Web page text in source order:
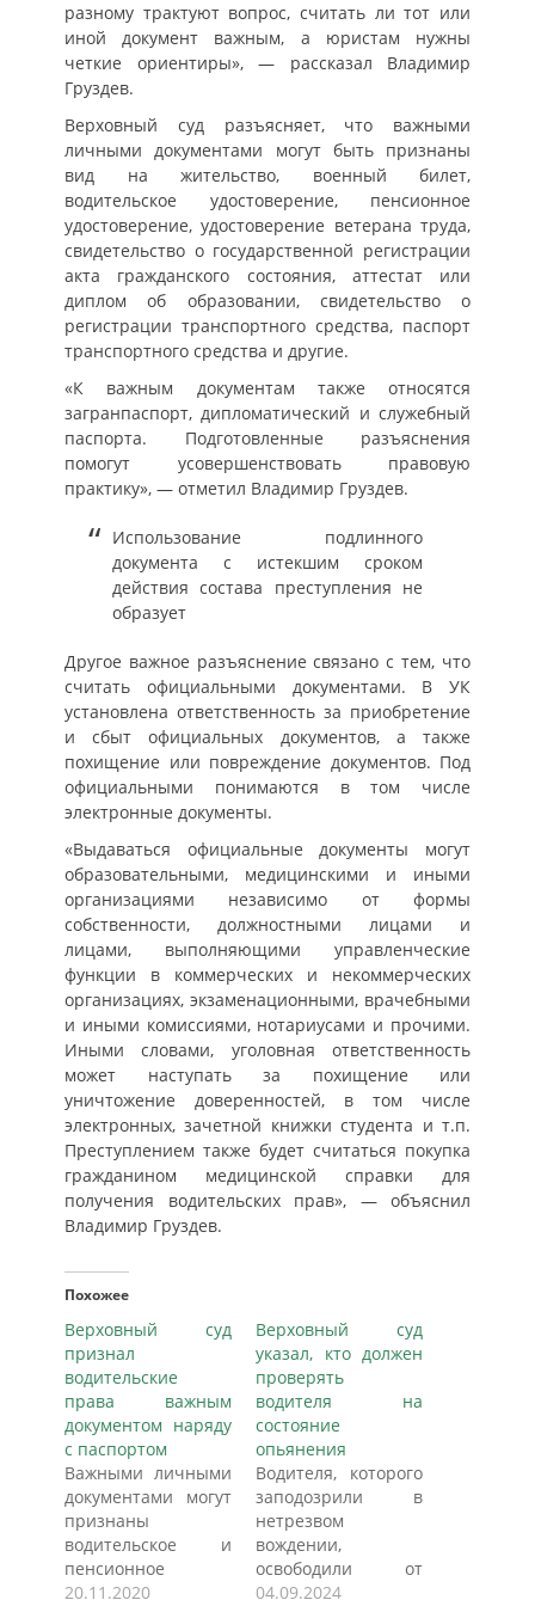
разному трактуют вопрос, считать ли тот или
иной документ важным, а юристам нужны
четкие ориентиры», — рассказал Владимир
Груздев.
Верховный суд разъясняет, что важными
личными документами могут быть признаны
вид на жительство, военный билет,
водительское удостоверение, пенсионное
удостоверение, удостоверение ветерана труда,
свидетельство о государственной регистрации
акта гражданского состояния, аттестат или
диплом об образовании, свидетельство о
регистрации транспортного средства, паспорт
транспортного средства и другие.
«К важным документам также относятся
загранпаспорт, дипломатический и служебный
паспорта. Подготовленные разъяснения
помогут усовершенствовать правовую
практику», — отметил Владимир Груздев.
Использование подлинного
документа с истекшим сроком
действия состава преступления не
образует
Другое важное разъяснение связано с тем, что
считать официальными документами. В УК
установлена ответственность за приобретение
и сбыт официальных документов, а также
похищение или повреждение документов. Под
официальными понимаются в том числе
электронные документы.
«Выдаваться официальные документы могут
образовательными, медицинскими и иными
организациями независимо от формы
собственности, должностными лицами и
лицами, выполняющими управленческие
функции в коммерческих и некоммерческих
организациях, экзаменационными, врачебными
и иными комиссиями, нотариусами и прочими.
Иными словами, уголовная ответственность
может наступать за похищение или
уничтожение доверенностей, в том числе
электронных, зачетной книжки студента и т.п.
Преступлением также будет считаться покупка
гражданином медицинской справки для
получения водительских прав», — объяснил
Владимир Груздев.
Похожее
Верховный суд
признал
водительские
права важным
документом наряду
с паспортом
Важными личными
документами могут
признаны
водительское и
пенсионное
удостоверения,
20.11.2020
Верховный суд
указал, кто должен
проверять
водителя на
состояние
опьянения
Водителя, которого
заподозрили в
нетрезвом
вождении,
освободили от
наказания на
04.09.2024